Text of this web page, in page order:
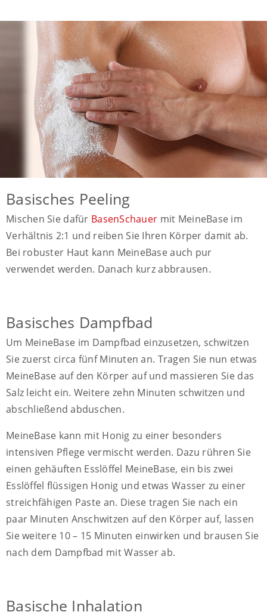
Basisches Peeling
Mischen Sie dafür BasenSchauer mit MeineBase im
Verhältnis 2:1 und reiben Sie Ihren Körper damit ab.
Bei robuster Haut kann MeineBase auch pur
verwendet werden. Danach kurz abbrausen.
Basisches Dampfbad
Um MeineBase im Dampfbad einzusetzen, schwitzen
Sie zuerst circa fünf Minuten an. Tragen Sie nun etwas
MeineBase auf den Körper auf und massieren Sie das
Salz leicht ein. Weitere zehn Minuten schwitzen und
abschließend abduschen.
MeineBase kann mit Honig zu einer besonders
intensiven Pflege vermischt werden. Dazu rühren Sie
einen gehäuften Esslöffel MeineBase, ein bis zwei
Esslöffel flüssigen Honig und etwas Wasser zu einer
streichfähigen Paste an. Diese tragen Sie nach ein
paar Minuten Anschwitzen auf den Körper auf, lassen
Sie weitere 10 – 15 Minuten einwirken und brausen Sie
nach dem Dampfbad mit Wasser ab.
Basische Inhalation